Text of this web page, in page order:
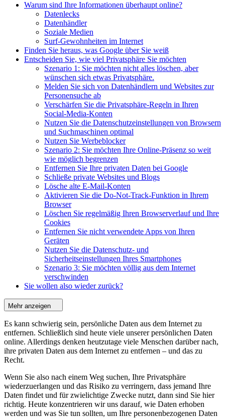
Warum sind Ihre Informationen überhaupt online?
Datenlecks
Datenhändler
Soziale Medien
Surf-Gewohnheiten im Internet
Finden Sie heraus, was Google über Sie weiß
Entscheiden Sie, wie viel Privatsphäre Sie möchten
Szenario 1: Sie möchten nicht alles löschen, aber
wünschen sich etwas Privatsphäre.
Melden Sie sich von Datenhändlern und Websites zur
Personensuche ab
Verschärfen Sie die Privatsphäre-Regeln in Ihren
Social-Media-Konten
Nutzen Sie die Datenschutzeinstellungen von Browsern
und Suchmaschinen optimal
Nutzen Sie Werbeblocker
Szenario 2: Sie möchten Ihre Online-Präsenz so weit
wie möglich begrenzen
Entfernen Sie Ihre privaten Daten bei Google
Schließe private Websites und Blogs
Lösche alte E-Mail-Konten
Aktivieren Sie die Do-Not-Track-Funktion in Ihrem
Browser
Löschen Sie regelmäßig Ihren Browserverlauf und Ihre
Cookies
Entfernen Sie nicht verwendete Apps von Ihren
Geräten
Nutzen Sie die Datenschutz- und
Sicherheitseinstellungen Ihres Smartphones
Szenario 3: Sie möchten völlig aus dem Internet
verschwinden
Sie wollen also wieder zurück?
Mehr anzeigen
Es kann schwierig sein, persönliche Daten aus dem Internet zu
entfernen. Schließlich sind heute viele unserer persönlichen Daten
online. Allerdings denken heutzutage viele Menschen darüber nach,
ihre privaten Daten aus dem Internet zu entfernen – und das zu
Recht.
Wenn Sie also nach einem Weg suchen, Ihre Privatsphäre
wiederzuerlangen und das Risiko zu verringern, dass jemand Ihre
Daten findet und für zwielichtige Zwecke nutzt, dann sind Sie hier
richtig. Heute konzentrieren wir uns darauf, wie Daten erhoben
werden und was Sie tun sollten, um Ihre personenbezogenen Daten